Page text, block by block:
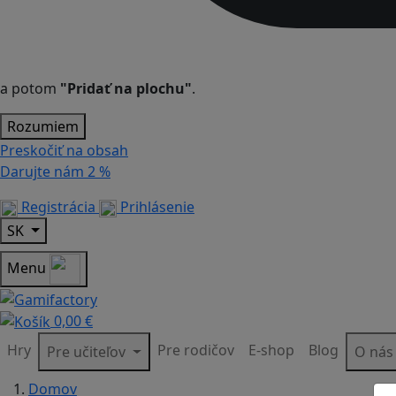
a potom "Pridať na plochu".
Rozumiem
Preskočiť na obsah
Darujte nám 2 %
Registrácia
Prihlásenie
SK
Menu
0,00 €
Hry
Pre učiteľov Pre rodičov E-shop Blog
O nás
Domov